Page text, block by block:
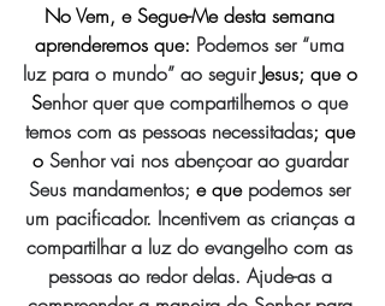
No Vem, e Segue-Me desta semana
aprenderemos que: Podemos ser “uma
luz para o mundo” ao seguir Jesus; que o
Senhor quer que compartilhemos o que
temos com as pessoas necessitadas; que
o Senhor vai nos abençoar ao guardar
Seus mandamentos; e que podemos ser
um pacificador. Incentivem as crianças a
compartilhar a luz do evangelho com as
pessoas ao redor delas. Ajude-as a